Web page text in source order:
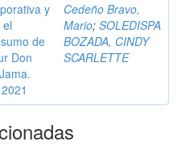
y
de
Don
Cedeño Bravo,
Mario; SOLEDISPA
BOZADA, CINDY
SCARLETTE